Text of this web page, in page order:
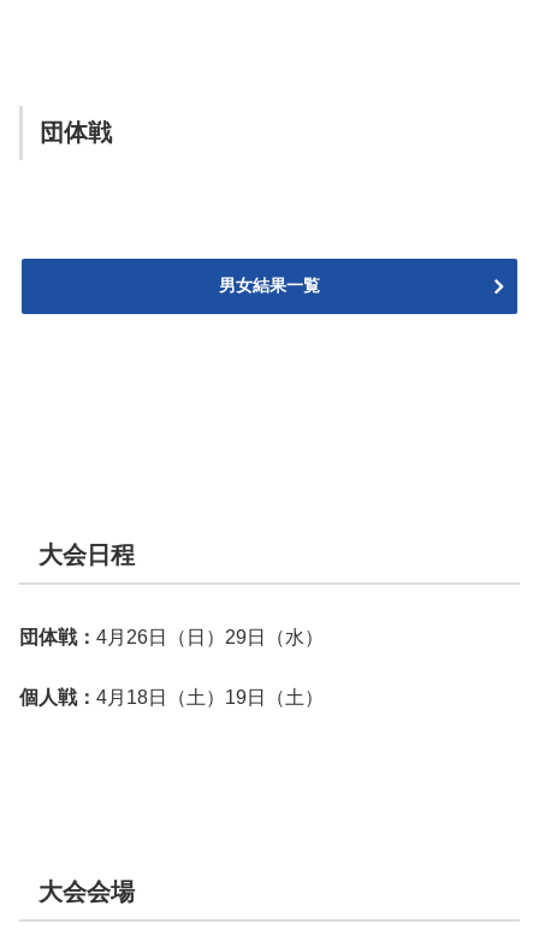
団体戦
男女結果一覧
大会日程
団体戦： 4月26日（日）29日（水）
個人戦： 4月18日（土）19日（土）
大会会場